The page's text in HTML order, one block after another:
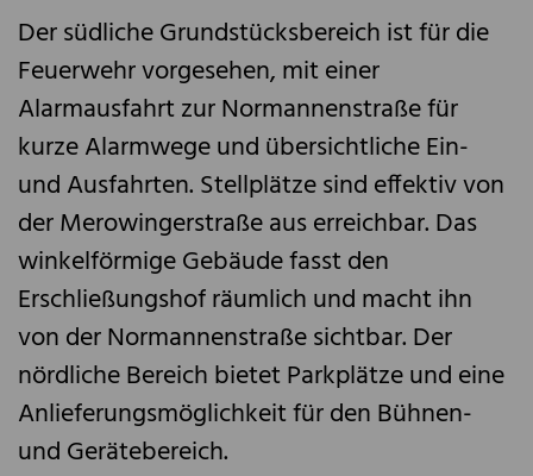
Der südliche Grundstücksbereich ist für die
Feuerwehr vorgesehen, mit einer
Alarmausfahrt zur Normannenstraße für
kurze Alarmwege und übersichtliche Ein-
und Ausfahrten. Stellplätze sind effektiv von
der Merowingerstraße aus erreichbar. Das
winkelförmige Gebäude fasst den
Erschließungshof räumlich und macht ihn
von der Normannenstraße sichtbar. Der
nördliche Bereich bietet Parkplätze und eine
Anlieferungsmöglichkeit für den Bühnen-
und Gerätebereich.